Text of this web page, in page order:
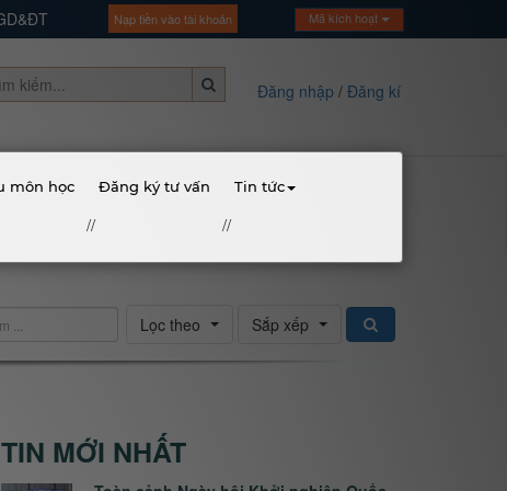
Nạp tiền vào tài khoản Mã kích hoạt
Đăng nhập / Đăng kí
môn học
//
Đăng ký tư vấn
//
Tin tức
Lọc theo Sắp xếp
TIN MỚI NHẤT